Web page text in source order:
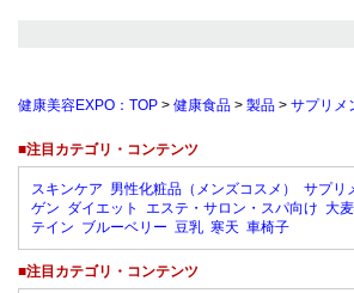
健康美容EXPO：TOP > 健康食品 > 製品 > サプリメ
■注目カテゴリ・コンテンツ
スキンケア 男性化粧品（メンズコスメ） サプリ
ゲン ダイエット エステ・サロン・スパ向け 大
テイン ブルーベリー 豆乳 寒天 車椅子
■注目カテゴリ・コンテンツ